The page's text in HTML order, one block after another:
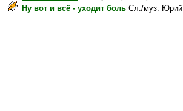
Ну вот и всё - уходит боль Сл./муз.